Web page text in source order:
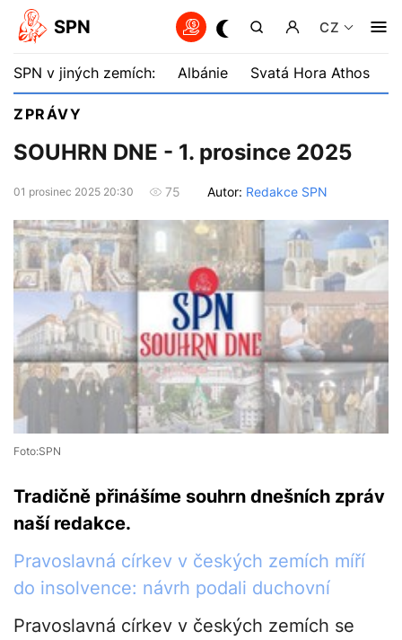
SPN CZ
SPN v jiných zemích: Albánie Svatá Hora Athos
ZPRÁVY
SOUHRN DNE - 1. prosince 2025
01 prosinec 2025 20:30 75 Autor: Redakce SPN
Foto:SPN
Tradičně přinášíme souhrn dnešních zpráv
naší redakce.
Pravoslavná církev v českých zemích míří
do insolvence: návrh podali duchovní
Pravoslavná církev v českých zemích se